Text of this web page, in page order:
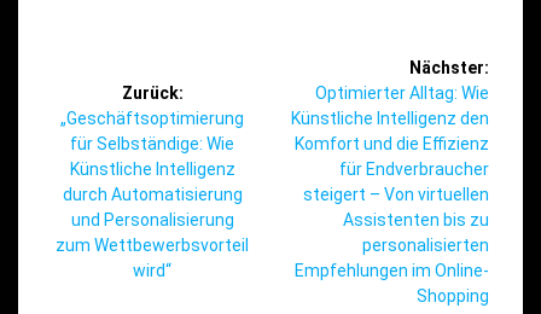
Zurück:
Vorheriger
Beitrag:
„Geschäftsoptimierung
für Selbständige: Wie
Künstliche Intelligenz
durch Automatisierung
und Personalisierung
zum Wettbewerbsvorteil
wird“
Nächster:
Nächster
Beitrag:
Optimierter Alltag: Wie
Künstliche Intelligenz den
Komfort und die Effizienz
für Endverbraucher
steigert – Von virtuellen
Assistenten bis zu
personalisierten
Empfehlungen im Online-
Shopping